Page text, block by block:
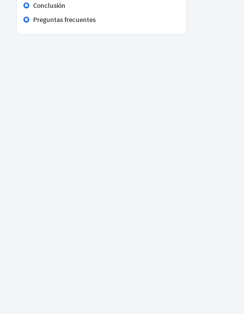
Conclusión
Preguntas frecuentes